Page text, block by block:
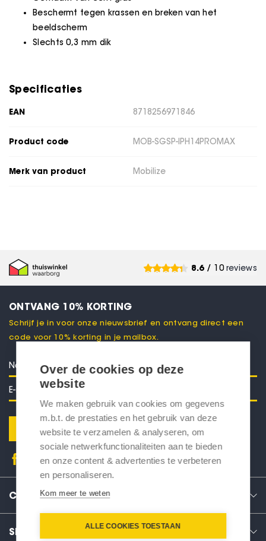
Beschermt tegen krassen en breken van het
beeldscherm
Slechts 0,3 mm dik
Specificaties
EAN 8718256971846
Product code MOB-SGSP-IPH14PROMAX
Merk van product Mobilize
8.6/ 10 reviews
ONTVANG 10% KORTING
Schrijf je in voor onze nieuwsbrief en ontvang direct een
code voor 10% korting in je mailbox.
Verstuur
CONTACT
SERVICE
Over de cookies op deze
website
We maken gebruik van cookies om gegevens
m.b.t. de prestaties en het gebruik van deze
website te verzamelen & analyseren, om
sociale netwerkfunctionaliteiten aan te bieden
en onze content & advertenties te verbeteren
en personaliseren.
Kom meer te weten
ALLE COOKIES TOESTAAN